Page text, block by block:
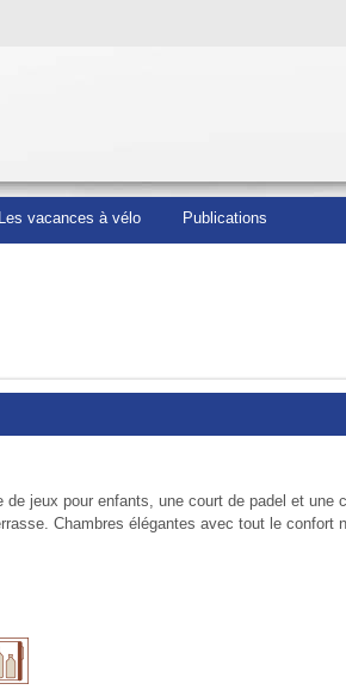
Les vacances à vélo Publications
jeux pour enfants, une court de padel et une
Chambres élégantes avec tout le confort